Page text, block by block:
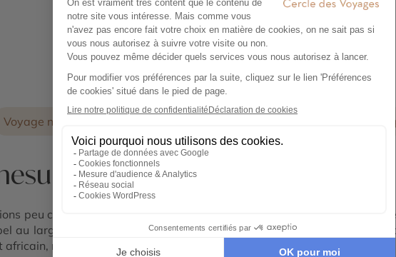
Voir tous nos voyages Portugal
Découvrez aussi :
Voyage nature
aux Açores
peu connues des voyageurs. Ce doux nom vous dit probablement
au large du
, dans l’océan Atlantique, à 4h de vol de Paris.
mais ces archipels partagent en réalité peu de points communs.